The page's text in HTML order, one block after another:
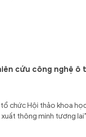
cứu công nghệ ô
chức Hội thảo khoa
thông minh tương lai”